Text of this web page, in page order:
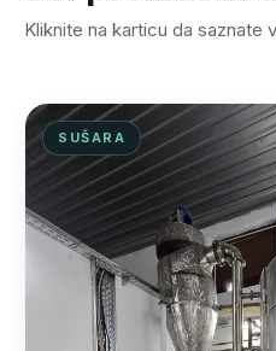
Kliknite na karticu da saznate
SUŠARA